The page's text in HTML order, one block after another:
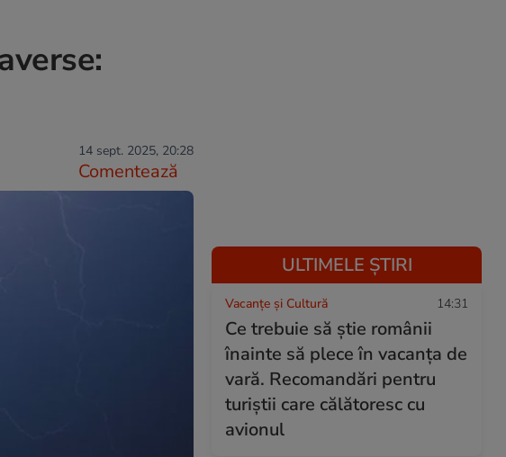
14 sept. 2025, 20:28
Comentează
ULTIMELE ȘTIRI
Vacanțe și Cultură 14:31
Ce trebuie să știe românii
înainte să plece în vacanța de
vară. Recomandări pentru
turiștii care călătoresc cu
avionul